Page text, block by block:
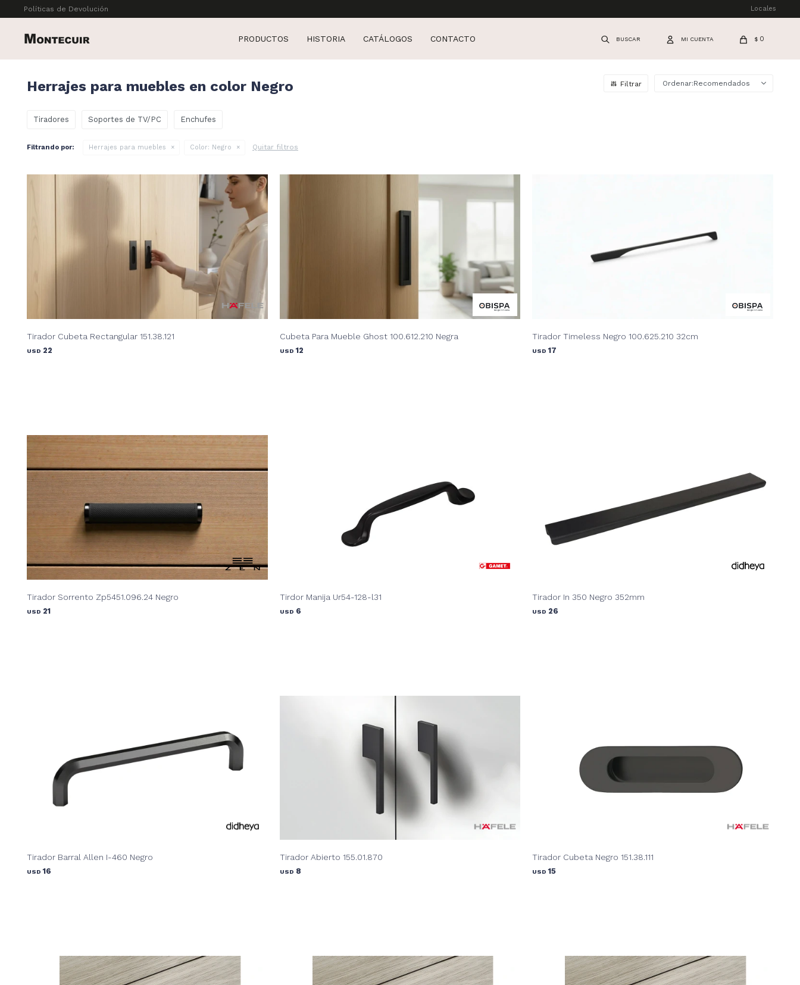
PRODUCTOS HISTORIA CATÁLOGOS CONTACTO $ 0
Políticas de Devolución Locales
Herrajes para muebles en color Negro Recomendados
Tiradores Soportes de TV/PC Enchufes
Filtrando por: Herrajes para muebles Color: Negro Quitar filtros
Tirador Cubeta Rectangular 151.38.121
USD 22
Cubeta Para Mueble Ghost 100.612.210 Negra
USD 12
Tirador Timeless Negro 100.625.210 32cm
USD 17
Tirador Sorrento Zp5451.096.24 Negro
USD 21
Tirdor Manija Ur54-128-l31
USD 6
Tirador In 350 Negro 352mm
USD 26
Tirador Barral Allen I-460 Negro
USD 16
Tirador Abierto 155.01.870
USD 8
Tirador Cubeta Negro 151.38.111
USD 15